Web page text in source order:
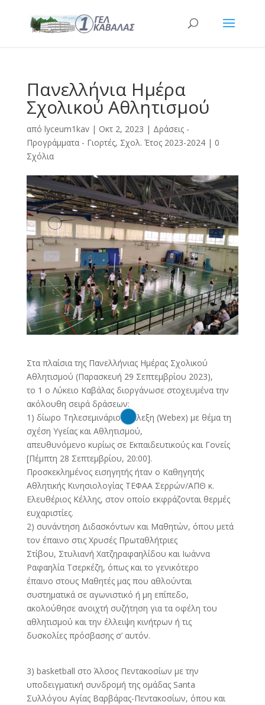
Πανελλήνια Ημέρα
Σχολικού Αθλητισμού
από lyceum1kav| Οκτ 2, 2023 | Δράσεις -
Προγράμματα - Γιορτές, Σχολ. Έτος 2023-2024| 0
Σχόλια
Στα πλαίσια της Πανελλήνιας Ημέρας Σχολικού
Αθλητισμού (Παρασκευή 29 Σεπτεμβρίου 2023),
το 1 ο Λύκειο Καβάλας διοργάνωσε στοχευμένα την
ακόλουθη σειρά δράσεων:
1) δίωρο Τηλεσεμινάριο/Διάλεξη (Webex) με θέμα τη
σχέση Υγείας και Αθλητισμού,
απευθυνόμενο κυρίως σε Εκπαιδευτικούς και Γονείς
[Πέμπτη 28 Σεπτεμβρίου, 20:00].
Προσκεκλημένος εισηγητής ήταν ο Καθηγητής
Αθλητικής Κινησιολογίας ΤΕΦΑΑ Σερρών/ΑΠΘ κ.
Ελευθέριος Κέλλης, στον οποίο εκφράζονται θερμές
ευχαριστίες.
2) συνάντηση Διδασκόντων και Μαθητών, όπου μετά
τον έπαινο στις Χρυσές Πρωταθλήτριες
Στίβου, Στυλιανή Χατζηραφαηλίδου και Ιωάννα
Ραφαηλία Τσερκέζη, όπως και το γενικότερο
έπαινο στους Μαθητές μας που αθλούνται
συστηματικά σε αγωνιστικό ή μη επίπεδο,
ακολούθησε ανοιχτή συζήτηση για τα οφέλη του
αθλητισμού και την έλλειψη κινήτρων ή τις
δυσκολίες πρόσβασης σ’ αυτόν.
3) basketball στο Άλσος Πεντακοσίων με την
υποδειγματική συνδρομή της ομάδας Santa
Συλλόγου Αγίας Βαρβάρας-Πεντακοσίων, όπου και